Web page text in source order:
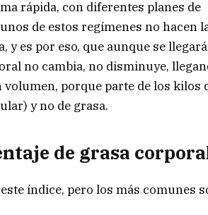
rápida, con diferentes planes de
de estos regímenes no hacen
y es por eso, que aunque se
no cambia, no disminuye,
porque parte de los kilos
y no de grasa.
de grasa
índice, pero los más comunes